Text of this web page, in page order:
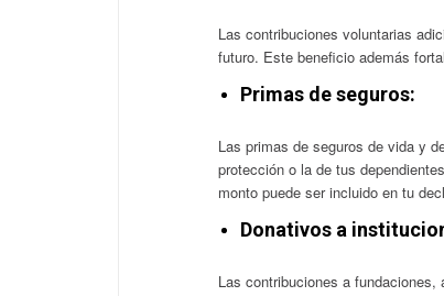
Las contribuciones voluntarias
futuro. Este beneficio además
Primas de seguros:
Las primas de seguros de vida y
protección o la de tus
monto puede ser incluido en tu
Donativos a
Las contribuciones a